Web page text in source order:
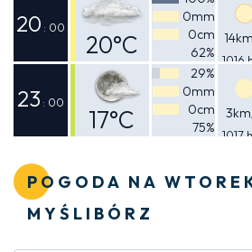
23°C
20 : 00
20°C
Odczuwalna
20°C
0mm
0cm
62% 1016
23 : 00
17°C
29%
0mm
0cm
75% 1017
POGODA NA
MYŚLIBÓRZ